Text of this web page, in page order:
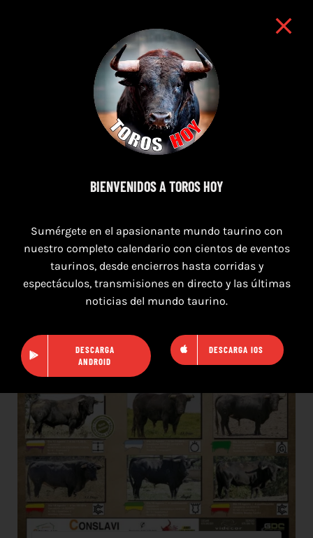
9 de agosto de 2026
TOROS NAVAS DE SAN JUAN 9 AGOSTO
2026
BIENVENIDOS A TOROS HOY
Sumérgete en el apasionante mundo taurino con
nuestro completo calendario con cientos de eventos
taurinos, desde encierros hasta corridas y
espectáculos, transmisiones en directo y las últimas
noticias del mundo taurino.
DESCARGA
ANDROID
DESCARGA IOS